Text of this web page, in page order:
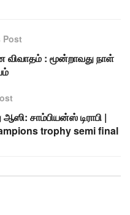
Post
விவாதம் : மூன்றாவது நாள்
சாம்பியன்ஸ் டிராபி |
trophy semi final